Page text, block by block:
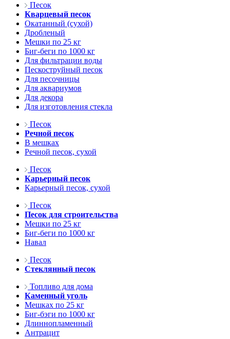
Песок
Кварцевый песок
Окатанный (сухой)
Дробленый
Мешки по 25 кг
Биг-беги по 1000 кг
Для фильтрации воды
Пескоструйный песок
Для песочницы
Для аквариумов
Для декора
Для изготовления стекла
Песок
Речной песок
В мешках
Речной песок, сухой
Песок
Карьерный песок
Карьерный песок, сухой
Песок
Песок для строительства
Мешки по 25 кг
Биг-беги по 1000 кг
Навал
Песок
Стеклянный песок
Топливо для дома
Каменный уголь
Мешках по 25 кг
Биг-бэги по 1000 кг
Длиннопламенный
Антрацит